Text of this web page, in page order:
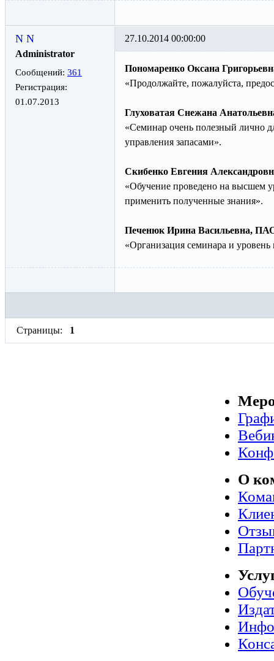
N N
Administrator
Сообщений: 361
Регистрация:
01.07.2013
27.10.2014 00:00:00
Пономаренко Оксана
«Продолжайте, пожалуйста,
Глуховатая Снежана
«Семинар очень полезный лично
управления запасами».
Скибенко Евгения
«Обучение проведено на высшем
применить полученные знания».
Печенюк Ирина Васильевна,
«Организация семинара и
Страницы: 1
О